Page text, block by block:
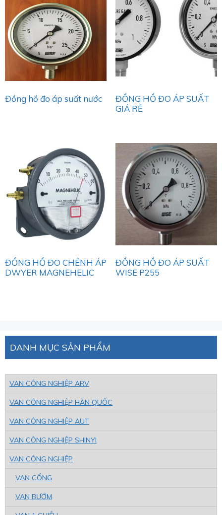
Đồng hồ đo áp suất nước
ĐỒNG HỒ ĐO ÁP SUẤT
GIÁ RẺ
ĐỒNG HỒ ĐO CHÊNH ÁP
DWYER MAGNEHELIC
ĐỒNG HỒ ĐO ÁP SUẤT
WISE P255
DANH MỤC SẢN PHẨM
VAN CÔNG NGHIỆP ARV
VAN CÔNG NGHIỆP HÀN QUỐC
VAN CÔNG NGHIỆP AUT
VAN CÔNG NGHIỆP SHINYI
VAN CÔNG NGHIỆP
VAN CỔNG
VAN BƯỚM